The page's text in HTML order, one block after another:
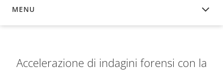
MENU
PANORAMICA
Accelerazione di indagini forensi con la